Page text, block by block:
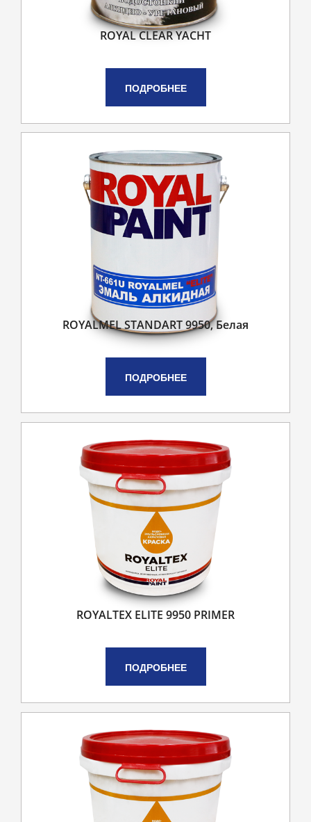
ROYAL CLEAR YACHT
ПОДРОБНЕЕ
ROYALMEL STANDART 9950, Белая
ПОДРОБНЕЕ
ROYALTEX ELITE 9950 PRIMER
ПОДРОБНЕЕ